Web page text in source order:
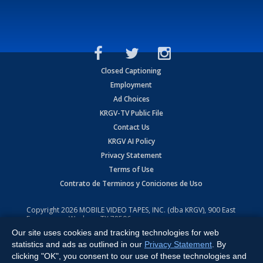
Closed Captioning
Employment
Ad Choices
KRGV-TV Public File
Contact Us
KRGV AI Policy
Privacy Statement
Terms of Use
Contrato de Terminos y Coniciones de Uso
Copyright2026 MOBILE VIDEO TAPES, INC. (dba KRGV), 900 East
Expressway, Weslaco, TX 78596.
All Rights Reserved. Powered by:Ruby Shore Software
Our site uses cookies and tracking technologies for web
statistics and ads as outlined in our Privacy Statement . By
clicking "OK", you consent to our use of these technologies and